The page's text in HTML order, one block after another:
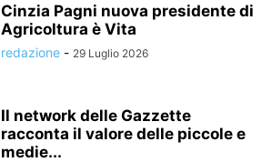
Cinzia Pagni nuova presidente di
Agricoltura è Vita
redazione - 29 Luglio 2026
Il network delle Gazzette
racconta il valore delle piccole e
medie...